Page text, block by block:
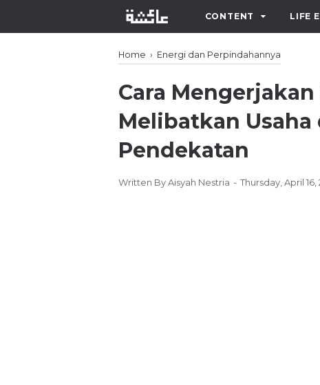
CONTENT LIFE
Home › Energi dan Perpindahannya
Cara
Melibatkan
Pendekatan
Written ByAisyah Nestria Thursday, April 16,